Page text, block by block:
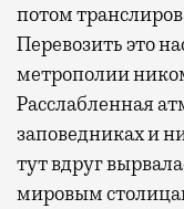
потом
Перевозить это
метрополии
Расслабленная
заповедниках и
тут вдруг
мировым